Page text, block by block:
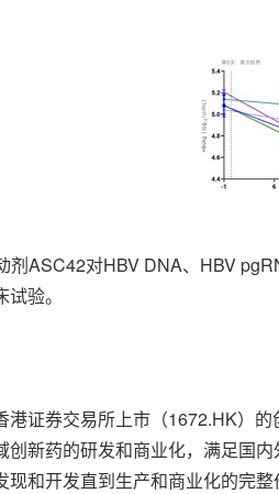
剂ASC42对HBV DNA、HBV
验。
港证券交易所上市（1672.HK）
创新药的研发和商业化，满足国
和开发直到生产和商业化的完整